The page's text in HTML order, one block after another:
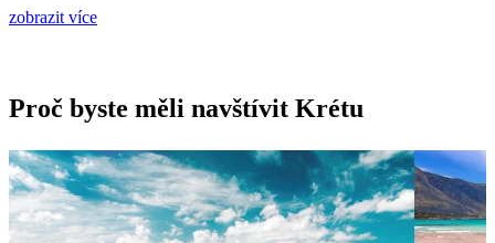
zobrazit více
Proč byste měli navštívit Krétu